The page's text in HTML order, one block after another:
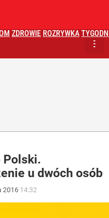
ZDROWIE ROZRYWKA
Polski.
u dwóch osób
2016 14:32